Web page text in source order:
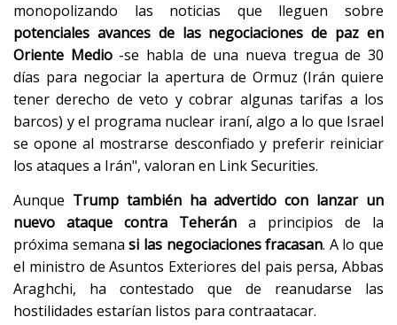
monopolizando las noticias que lleguen sobre
potenciales avances de las negociaciones de paz en
Oriente Medio-se habla de una nueva tregua de 30
días para negociar la apertura de Ormuz (Irán quiere
tener derecho de veto y cobrar algunas tarifas a los
barcos) y el programa nuclear iraní, algo a lo que Israel
se opone al mostrarse desconfiado y preferir reiniciar
los ataques a Irán", valoran en Link Securities.
Aunque Trump también ha advertido con lanzar un
nuevo ataque contra Teherán a principios de la
próxima semanasi las negociaciones fracasan. A lo que
el ministro de Asuntos Exteriores del pais persa, Abbas
Araghchi, ha contestado que de reanudarse las
hostilidades estarían listos para contraatacar.